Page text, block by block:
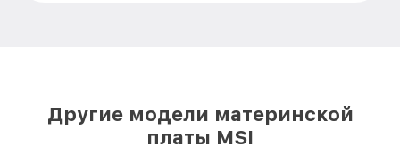
Другие модели материнской
платы MSI